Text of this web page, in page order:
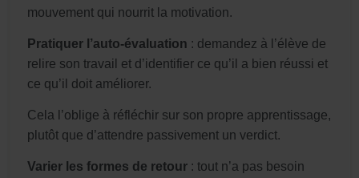
mouvement qui nourrit la motivation.
Pratiquer l’auto-évaluation : demandez à l’élève de
relire son travail et d’identifier ce qu’il a bien réussi et
ce qu’il doit améliorer.
Cela l’oblige à réfléchir sur son propre apprentissage,
plutôt que d’attendre passivement un verdict.
Varier les formes de retour : tout n’a pas besoin